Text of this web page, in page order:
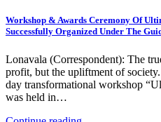
Workshop & Awards Ceremony Of
Successfully Organized Under The
Lonavala (Correspondent): The
profit, but the upliftment of
day transformational workshop
was held in…